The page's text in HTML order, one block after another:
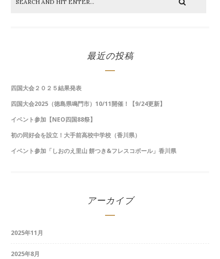
最近の投稿
四国大会２０２５結果発表
四国大会2025（徳島県鳴門市）10/11開催！【9/24更新】
イベント参加【NEO四国88祭】
初の同好会を設立！大手前高校中学校（香川県）
イベント参加「しおのえ里山 餅つき&フレスコボール」香川県
アーカイブ
2025年11月
2025年8月